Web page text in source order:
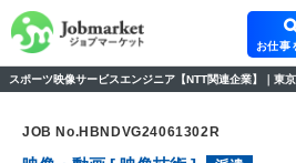
スポーツ映像サービスエンジニア【NTT関連企業】｜東
お仕事
JOB No.HBNDVG24061302R